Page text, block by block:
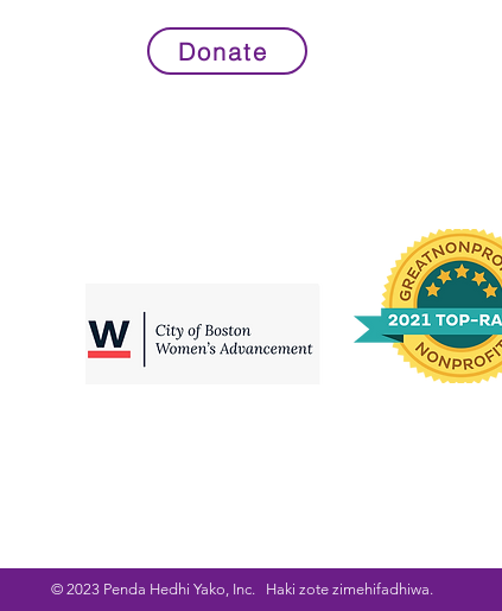
Donate
© 2023 Penda Hedhi Yako, Inc. Haki zote zimehifadhiwa.